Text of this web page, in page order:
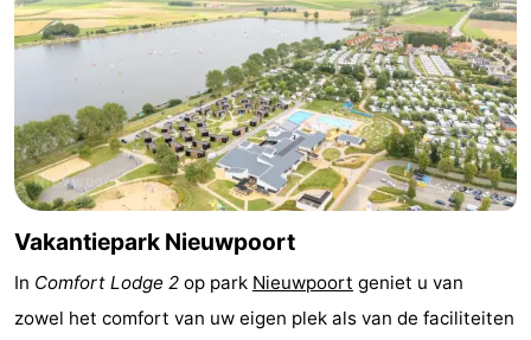
Monumenten
-
Uitkijkpunten
-
Boerderijen
-
Speeltuinen
-
Binnenspeeltuinen
Vakantiepark Nieuwpoort
In Comfort Lodge 2 op park Nieuwpoort geniet u van
zowel het comfort van uw eigen plek als van de faciliteiten